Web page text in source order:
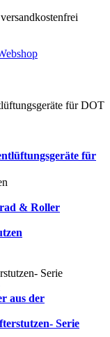
für DOT
für
& Roller
Serie
aus der
Serie